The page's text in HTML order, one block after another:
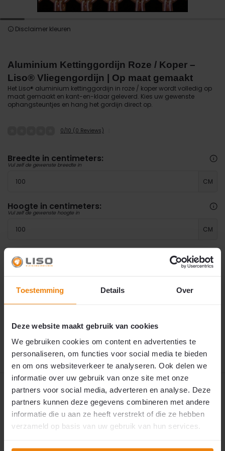
Toestemming Details Over
Deze website maakt gebruik van cookies
We gebruiken cookies om content en advertenties te
personaliseren, om functies voor social media te bieden
en om ons websiteverkeer te analyseren. Ook delen we
informatie over uw gebruik van onze site met onze
partners voor social media, adverteren en analyse. Deze
partners kunnen deze gegevens combineren met andere
informatie die u aan ze heeft verstrekt of die ze hebben
verzameld op basis van uw gebruik van hun services.
Disclaimer kleuren
Aluminium Kettinggordijn Roze / Koper –
Liso® Vliegengordijn | Op maat gemaakt
Het Liso® aluminium kettinggordijn in roze / koper wordt volledig op
maat gemaakt en kant-en-klaar geleverd. Kies uw gewenste
ophangsteuntjes en hang het gordijn direct op.
0/10 (0 Reviews)
Breedte in centimeters:
Vul zelf de gewenste breedte in
CM
Hoogte in centimeters:
Vul zelf de gewenste hoogte in
CM
Soort rails
€ 94,95
€94,95 p/m2
Neem contact op met onze klantenservice voor
een actuele levertijd of alternatieven via
Productomschrijving
Reviews